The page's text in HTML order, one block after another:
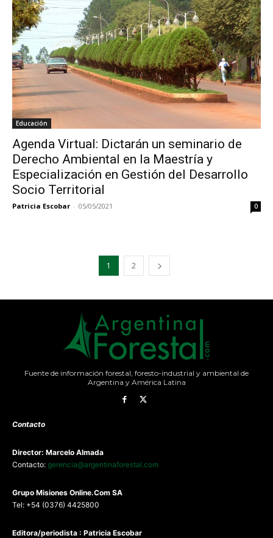
Educación
Agenda Virtual: Dictarán un seminario de
Derecho Ambiental en la Maestría y
Especialización en Gestión del Desarrollo
Socio Territorial
Patricia Escobar - 05/05/2021 0
1 2
Fuente de información forestal, foresto-industrial y ambiental de
Argentina y América Latina
Contacto
Director: Marcelo Almada
Contacto: gerencia@argentinaforestal.com
Grupo Misiones Online.Com SA
Tel: +54 (0376) 4425800
Editora/periodista : Patricia Escobar